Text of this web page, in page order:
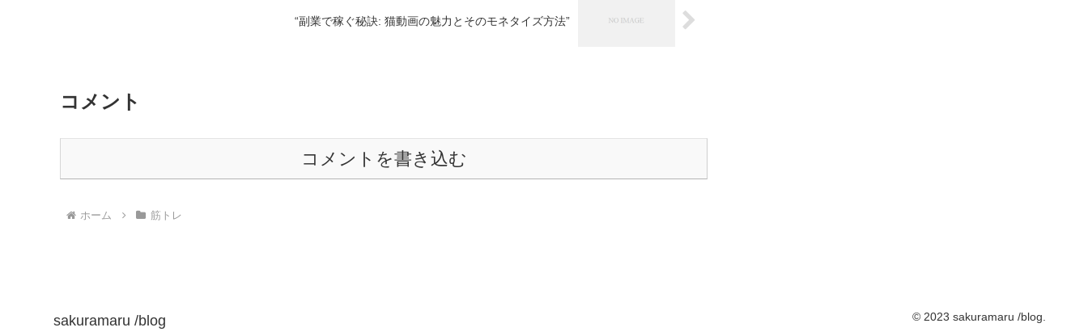
“副業で稼ぐ秘訣: 猫動画の魅力とそのモネタイズ方法”
コメント
コメントを書き込む
ホーム 筋トレ
sakuramaru /blog © 2023 sakuramaru /blog.